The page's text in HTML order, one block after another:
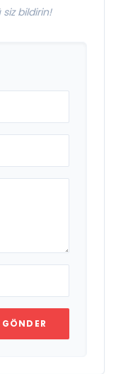
siz bildirin!
GÖNDER